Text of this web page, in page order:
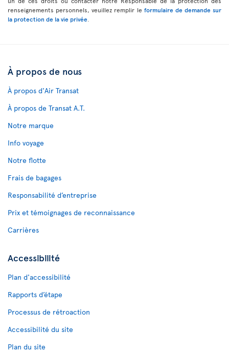
renseignements personnels, veuillez remplir le formulaire de demande sur
la protection de la vie privée
À propos de nous
À propos d'Air Transat
À propos de Transat A.T.
Notre marque
Info voyage
Notre flotte
Frais de bagages
Responsabilité d’entreprise
Prix et témoignages de reconnaissance
Carrières
Accessibilité
Plan d'accessibilité
Rapports d’étape
Processus de rétroaction
Accessibilité du site
Plan du site